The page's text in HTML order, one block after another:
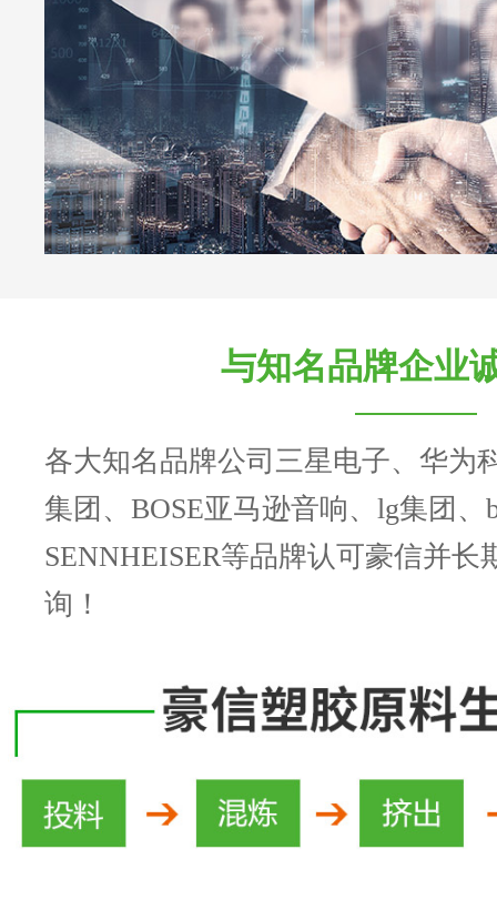
与知名品牌企业
各大知名品牌公司三星电子、华为
集团、BOSE亚马逊音响、lg集团、
SENNHEISER等品牌认可豪信并长
询！